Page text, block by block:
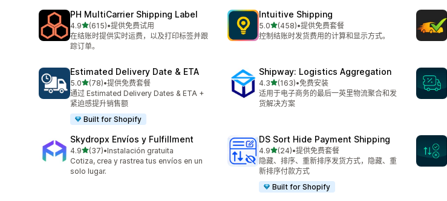
PH MultiCarrier Shipping Label
4.9星（满分 5 星）
(615)
总共 615 条评论
•提供免费试用
在结账时提供实时运费，以及打印标签并跟
踪订单。
Intuitive Shipping
5.0星（满分 5 星）
(458)
总共 458 条评论
•提供免费套餐
控制结账时发货费用的计算和显示方式。
Estimated Delivery Date & ETA
5.0星（满分 5 星）
(78)
总共 78 条评论
•提供免费套餐
通过 Estimated Delivery Dates & ETA +
紧迫感提升销售额
Built for Shopify
Shipway: Logistics Aggregation
4.3星（满分 5 星）
(163)
总共 163 条评论
•免费安装
适用于电子商务的最后一英里物流聚合和发
货解决方案
Skydropx Envíos y Fulfillment
4.9星（满分 5 星）
(37)
总共 37 条评论
•Instalación gratuita
Cotiza, crea y rastrea tus envíos en un
solo lugar.
DS Sort Hide Payment Shipping
4.9星（满分 5 星）
(24)
总共 24 条评论
•提供免费套餐
隐藏、排序、重新排序发货方式，隐藏、重
新排序付款方式
Built for Shopify